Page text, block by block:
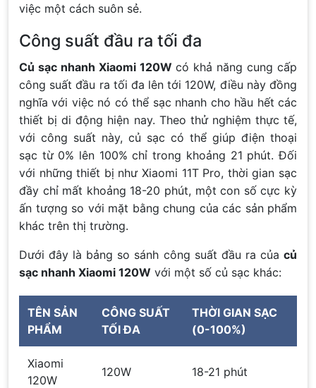
việc một cách suôn sẻ.
Công suất đầu ra tối đa
Củ sạc nhanh Xiaomi 120W có khả năng cung cấp
công suất đầu ra tối đa lên tới 120W, điều này đồng
nghĩa với việc nó có thể sạc nhanh cho hầu hết các
thiết bị di động hiện nay. Theo thử nghiệm thực tế,
với công suất này, củ sạc có thể giúp điện thoại
sạc từ 0% lên 100% chỉ trong khoảng 21 phút. Đối
với những thiết bị như Xiaomi 11T Pro, thời gian sạc
đầy chỉ mất khoảng 18-20 phút, một con số cực kỳ
ấn tượng so với mặt bằng chung của các sản phẩm
khác trên thị trường.
Dưới đây là bảng so sánh công suất đầu ra của củ
sạc nhanh Xiaomi 120W với một số củ sạc khác:
TÊN SẢN
PHẨM
CÔNG SUẤT
TỐI ĐA
THỜI GIAN SẠC
(0-100%)
Xiaomi
120W
120W 18-21 phút